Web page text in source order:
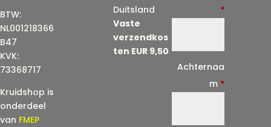
BTW:
NL001218366
B47
KVK:
73368717
Kruidshop is
onderdeel
van FMEP
Duitsland
Vaste
verzendkos
ten EUR 9,50
*
Achternaa
m *